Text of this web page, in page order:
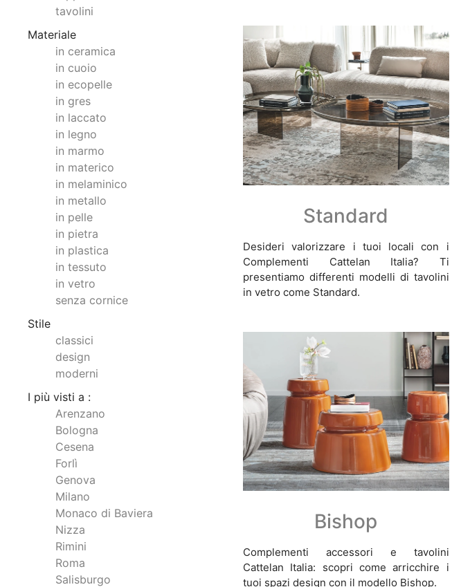
tavolini
Materiale
in ceramica
in cuoio
in ecopelle
in gres
in laccato
in legno
in marmo
in materico
in melaminico
in metallo
in pelle
in pietra
in plastica
in tessuto
in vetro
senza cornice
Stile
classici
design
moderni
I più visti a :
Arenzano
Bologna
Cesena
Forlì
Genova
Milano
Monaco di Baviera
Nizza
Rimini
Roma
Salisburgo
Standard
Desideri valorizzare i tuoi locali con i
Complementi Cattelan Italia? Ti
presentiamo differenti modelli di tavolini
in vetro come Standard.
Bishop
Complementi accessori e tavolini
Cattelan Italia: scopri come arricchire i
tuoi spazi design con il modello Bishop.